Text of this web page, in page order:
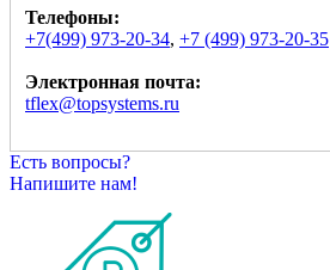
Телефоны:
+7(499) 973-20-34, +7 (499) 973-20-35
Электронная почта:
tflex@topsystems.ru
Есть вопросы?
Напишите нам!